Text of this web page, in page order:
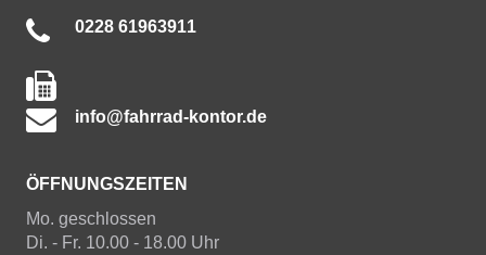
0228 61963911
info@fahrrad-kontor.de
ÖFFNUNGSZEITEN
Mo. geschlossen
Di. - Fr. 10.00 - 18.00 Uhr